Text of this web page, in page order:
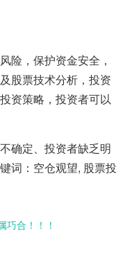
险，保护资金安全，
股票技术分析，投资
资策略，投资者可以
确定、投资者缺乏明
词：空仓观望, 股票投
巧合！！！